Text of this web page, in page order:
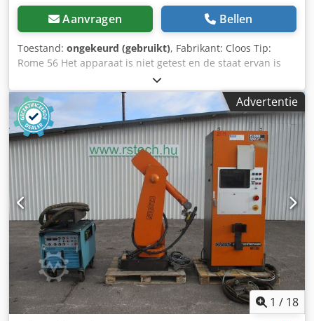
Aanvragen Bellen
Toestand: ongekeurd (gebruikt), Fabrikant: Cloos Tip:
Rome 56 Het apparaat is niet getest en de staat ervan is
onbekend. Wordt verkocht met de afgebeelde accessoires.
Cedpfovxqy Tsx An Ejrf
Advertentie
1 / 18